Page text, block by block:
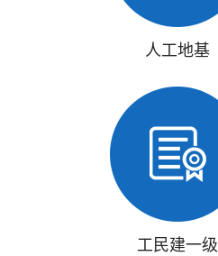
人工地基
工民建一级